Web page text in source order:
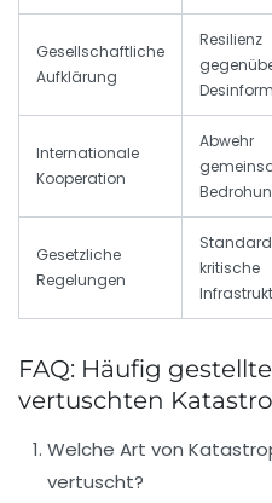
Gesellschaftliche
Aufklärung
Resilienz
Internationale
Kooperation
Abwehr
Gesetzliche
Regelungen
kritische
FAQ: Häufig
vertuschten
Welche Art von
vertuscht?